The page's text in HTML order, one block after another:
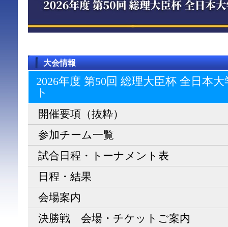
大会情報
2026年度 第50回 総理大臣杯 全日本
ト
開催要項（抜粋）
参加チーム一覧
試合日程・トーナメント表
日程・結果
会場案内
決勝戦 会場・チケットご案内